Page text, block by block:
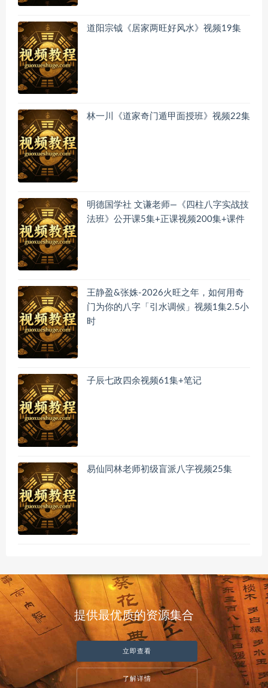
道阳宗钺《居家两旺好风水》视频19集
林一川《道家奇门遁甲面授班》视频22集
明德国学社 文谦老师—《四柱八字实战技
法班》公开课5集+正课视频200集+课件
王静盈&张姝-2026火旺之年，如何用奇
门为你的八字「引水调候」视频1集2.5小
时
子辰七政四余视频61集+笔记
易仙同林老师初级盲派八字视频25集
提供最优质的资源集合
立即查看
了解详情